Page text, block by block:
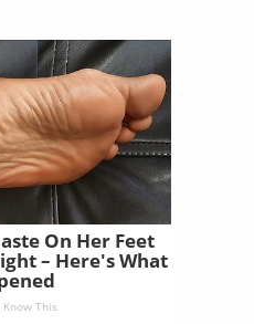
On Her Feet
– Here's What
Know This